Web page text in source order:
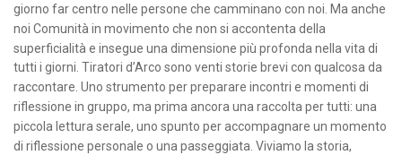
giorno far centro nelle persone che camminano con noi. Ma anche
noi Comunità in movimento che non si accontenta della
superficialità e insegue una dimensione più profonda nella vita di
tutti i giorni. Tiratori d’Arco sono venti storie brevi con qualcosa da
raccontare. Uno strumento per preparare incontri e momenti di
riflessione in gruppo, ma prima ancora una raccolta per tutti: una
piccola lettura serale, uno spunto per accompagnare un momento
di riflessione personale o una passeggiata. Viviamo la storia,